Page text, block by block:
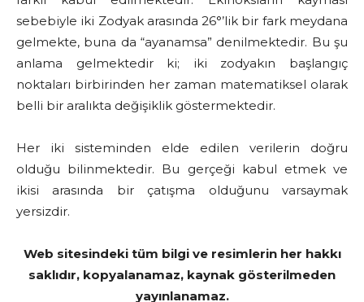
sebebiyle iki Zodyak arasında 26°’lik bir fark meydana
gelmekte, buna da “ayanamsa” denilmektedir. Bu şu
anlama gelmektedir ki; iki zodyakın başlangıç
noktaları birbirinden her zaman matematiksel olarak
belli bir aralıkta değişiklik göstermektedir.
Her iki sisteminden elde edilen verilerin doğru
olduğu bilinmektedir. Bu gerçeği kabul etmek ve
ikisi arasında bir çatışma olduğunu varsaymak
yersizdir.
Web sitesindeki tüm bilgi ve resimlerin her hakkı
saklıdır, kopyalanamaz, kaynak gösterilmeden
yayınlanamaz.